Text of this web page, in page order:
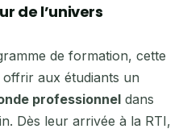
de l’univers
de formation, cette
offrir aux étudiants un
professionnel dans
Dès leur arrivée à la RTI,